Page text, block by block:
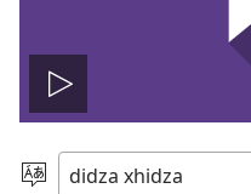
Reproducir
video
Gleaj